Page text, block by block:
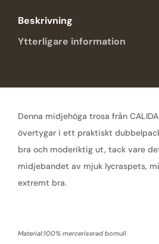
Beskrivning
Ytterligare information
Denna midjehöga trosa från
övertygar i ett praktiskt
bra och moderiktig ut, tack vare
midjebandet av mjuk lycraspets,
extremt bra.
Material:100% merceriserad bomull